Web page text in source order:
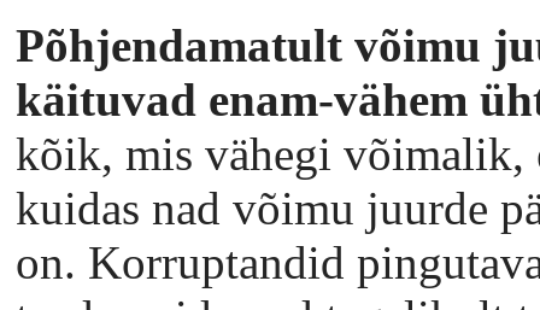
Põhjendamatult võimu
käituvad enam-vähem
kõik, mis vähegi võimalik,
kuidas nad võimu juurde
on. Korruptandid